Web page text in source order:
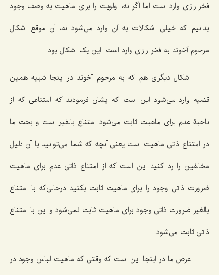
فخر رازی وارد است اما اگر نه، اولویت را برای ماهیت به وصف وجود
بدانیم که خیلی اشکالات به آن وارد می‌شود نه، آن موقع اشکال
مرحوم آخوند به فخر رازی وارد است. این یک اشکال بود.
اشکال دیگری هم که به مرحوم آخوند در اینجا شبیه همین
قضیه وارد می‌شود این است که ایشان فرمودند که امتناعی که از
ناحیۀ عدم برای ماهیت ثابت می‌شود امتناع بالغیر است و بحث ما
در امتناع ذاتی ماهیت است یعنی آنچه که شما می‌توانید با آن دلیل
مخالفین را رد کنید این است که از امتناع ذاتی عدم برای ماهیت
ضرورت ذاتی وجود را برای ماهیت ثابت بکنید درحالی‌که با امتناع
بالغیر ضرورت ذاتی وجود برای ماهیت ثابت نمی‌شود و این با امتناع
ذاتی ثابت می‌شود.
عرض ما در اینجا این است که وقتی که ماهیت لباس وجود در